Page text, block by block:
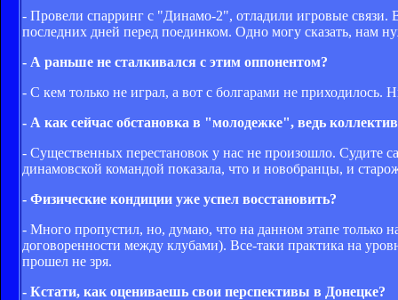
- Провели спарринг с "Динамо-2", отладили игровые связи.
последних дней перед поединком. Одно могу сказать, нам
- А раньше не сталкивался с этим оппонентом?
- С кем только не играл, а вот с болгарами не
- А как сейчас обстановка в "молодежке", ведь
- Существенных перестановок у нас не произошло. Судите
динамовской командой показала, что и новобранцы, и
- Физические кондиции уже успел восстановить?
- Много пропустил, но, думаю, что на данном этапе только
договоренности между клубами). Все-таки практика на
прошел не зря.
- Кстати, как оцениваешь свои перспективы в Донецке?